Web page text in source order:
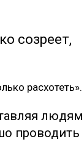
созреет,
расхотеть».
людям
проводить